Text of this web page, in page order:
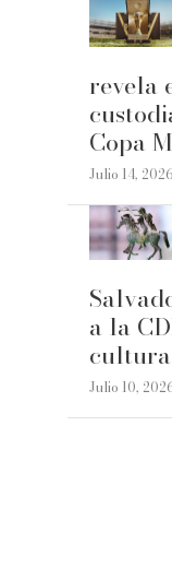
revela
Copa
Julio 14, 2026
a la
Julio 10,